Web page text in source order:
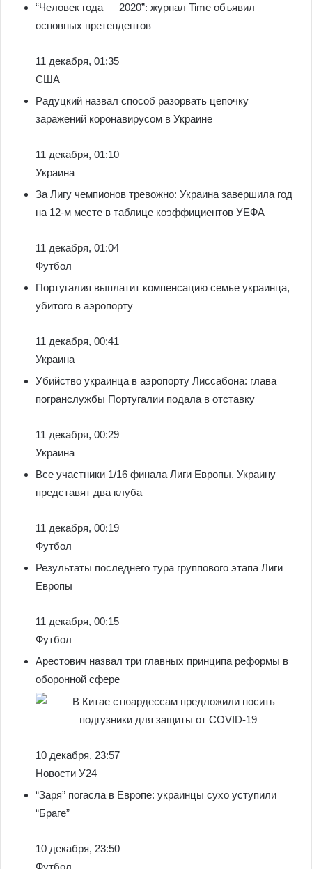
“Человек года — 2020”: журнал Time объявил
основных претендентов
11 декабря, 01:35
США
Радуцкий назвал способ разорвать цепочку
заражений коронавирусом в Украине
11 декабря, 01:10
Украина
За Лигу чемпионов тревожно: Украина завершила год
на 12-м месте в таблице коэффициентов УЕФА
11 декабря, 01:04
Футбол
Португалия выплатит компенсацию семье украинца,
убитого в аэропорту
11 декабря, 00:41
Украина
Убийство украинца в аэропорту Лиссабона: глава
погранслужбы Португалии подала в отставку
11 декабря, 00:29
Украина
Все участники 1/16 финала Лиги Европы. Украину
представят два клуба
11 декабря, 00:19
Футбол
Результаты последнего тура группового этапа Лиги
Европы
11 декабря, 00:15
Футбол
Арестович назвал три главных принципа реформы в
оборонной сфере
10 декабря, 23:57
Новости У24
“Заря” погасла в Европе: украинцы сухо уступили
“Браге”
10 декабря, 23:50
Футбол